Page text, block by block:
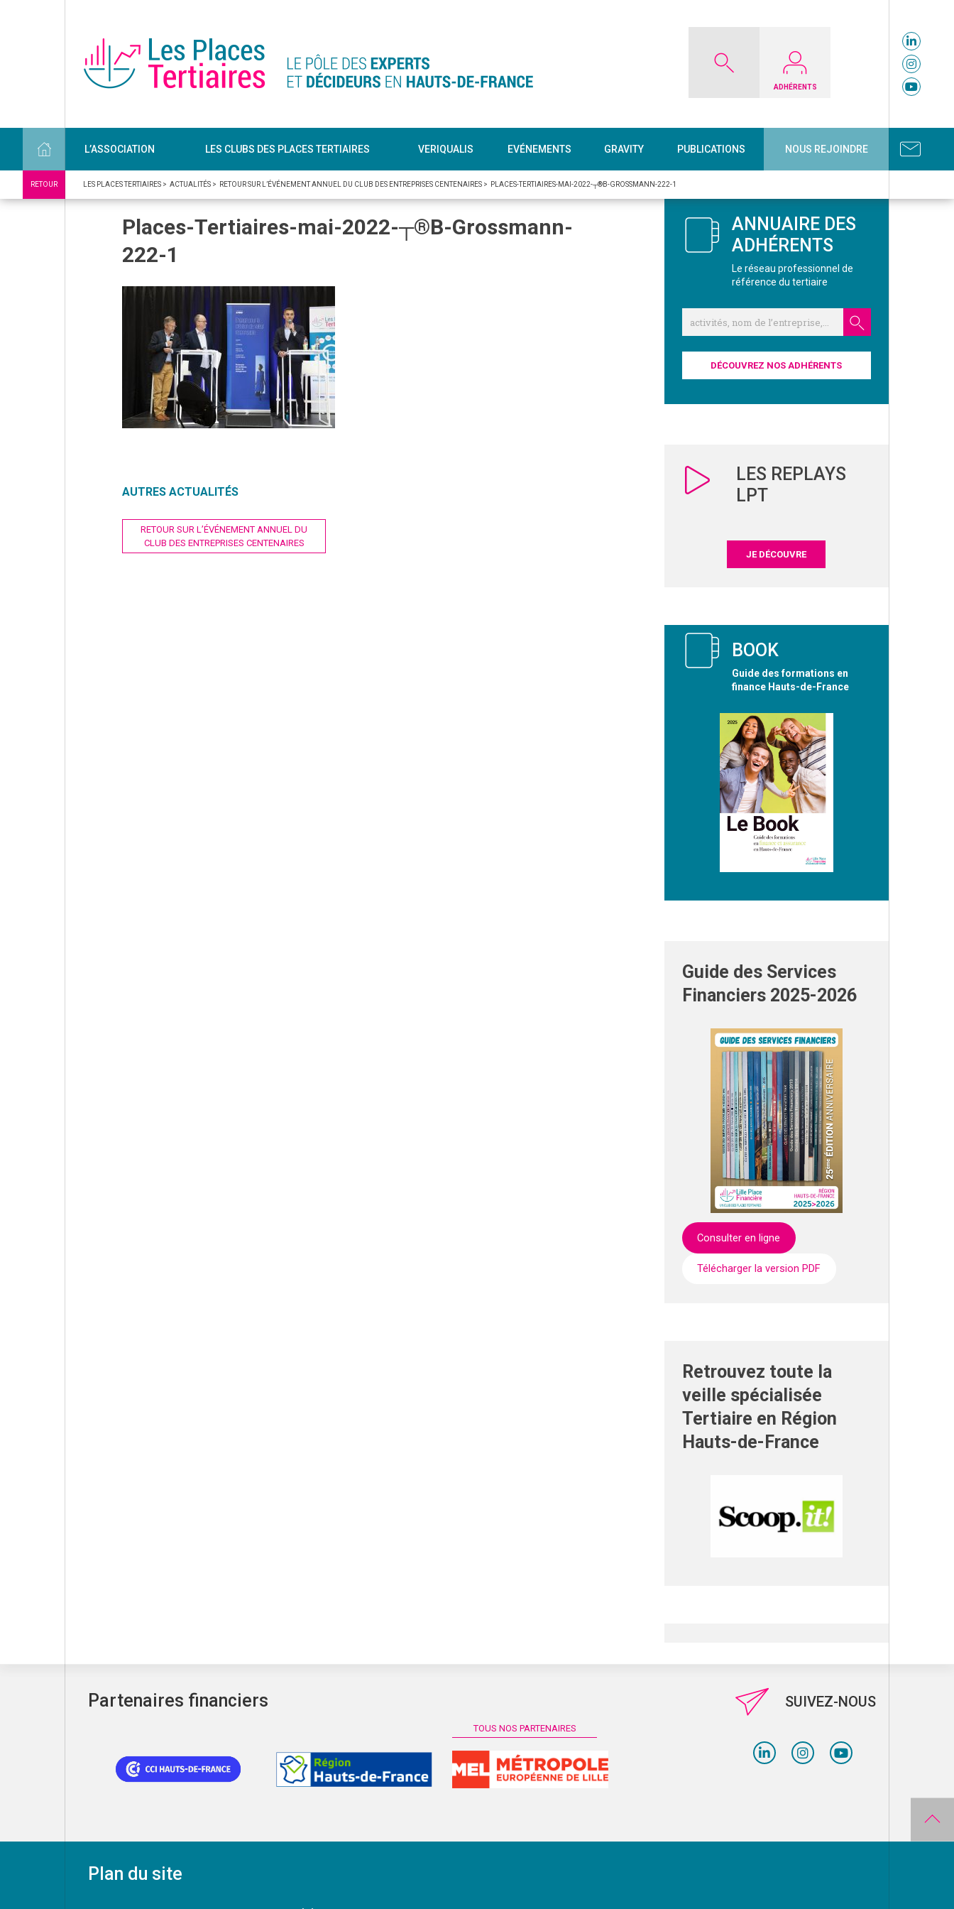
ADHÉRENTS
L’ASSOCIATION LES CLUBS DES PLACES TERTIAIRES VERIQUALIS EVÉNEMENTS GRAVITY PUBLICATIONS NOUS REJOINDRE
RETOUR LES PLACES TERTIAIRES > ACTUALITÉS > RETOUR SUR L’ÉVÉNEMENT ANNUEL DU CLUB DES ENTREPRISES CENTENAIRES > PLACES-TERTIAIRES-MAI-2022-┬®B-GROSSMANN-222-1
Places-Tertiaires-mai-2022-┬®B-Grossmann-
222-1
AUTRES ACTUALITÉS
Navigation
de
RETOUR SUR L’ÉVÉNEMENT ANNUEL DU
CLUB DES ENTREPRISES CENTENAIRES
ANNUAIRE DES
ADHÉRENTS
Le réseau professionnel de
référence du tertiaire
DÉCOUVREZ NOS ADHÉRENTS
LES REPLAYS
LPT
JE DÉCOUVRE
BOOK
Guide des formations en
finance Hauts-de-France
Guide des Services
Financiers 2025-2026
Consulter en ligne
Télécharger la version PDF
Retrouvez toute la
veille spécialisée
Tertiaire en Région
Hauts-de-France
Partenaires financiers
TOUS NOS PARTENAIRES
SUIVEZ-NOUS
Plan du site